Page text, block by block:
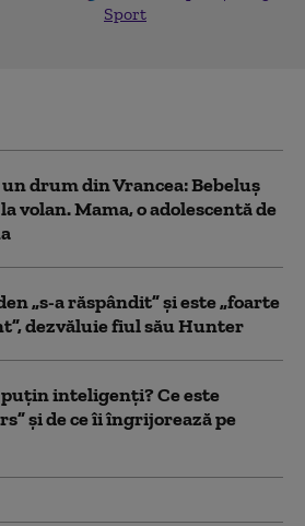
Sport
drum din Vrancea: Bebeluș
volan. Mama, o adolescentă de
„s-a răspândit” şi este „foarte
dezvăluie fiul său Hunter
inteligenți? Ce este
și de ce îi îngrijorează pe